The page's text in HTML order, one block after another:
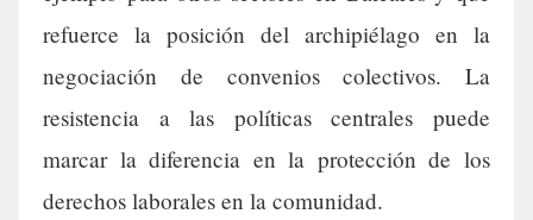
refuerce la posición del archipiélago en la
negociación de convenios colectivos. La
resistencia a las políticas centrales puede
marcar la diferencia en la protección de los
derechos laborales en la comunidad.